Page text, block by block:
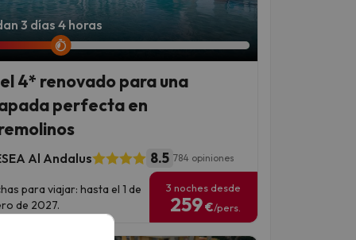
3 días 4 horas
4* renovado para una
perfecta en
Al Andalus 8.5 784 opiniones
para viajar: hasta el 1 de
de 2027.
3 noches desde
259€/pers.